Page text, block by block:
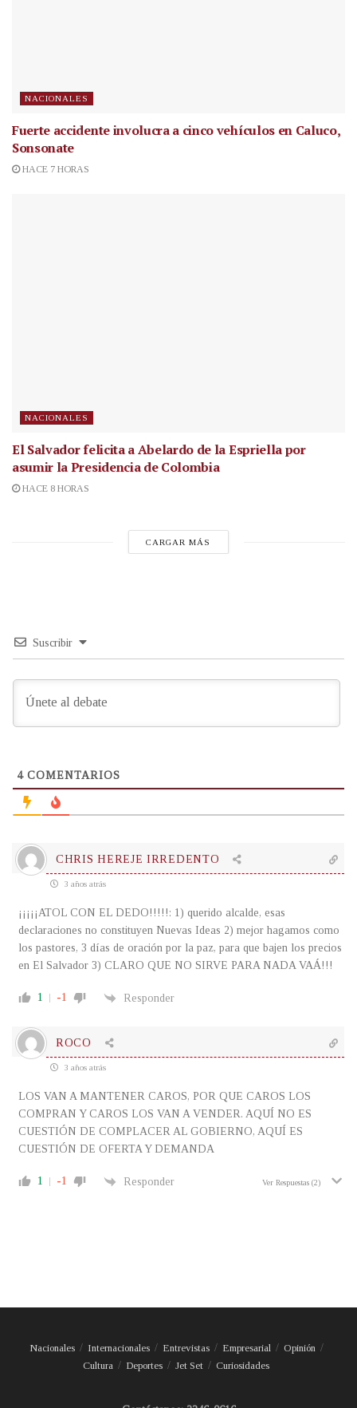
NACIONALES
Fuerte accidente involucra a cinco vehículos en Caluco,
Sonsonate
HACE 7 HORAS
NACIONALES
El Salvador felicita a Abelardo de la Espriella por
asumir la Presidencia de Colombia
HACE 8 HORAS
CARGAR MÁS
Suscribir
4COMENTARIOS
CHRIS HEREJE IRREDENTO
3 años atrás
¡¡¡¡¡ATOL CON EL DEDO!!!!!: 1) querido alcalde, esas
declaraciones no constituyen Nuevas Ideas 2) mejor hagamos como
los pastores, 3 días de oración por la paz, para que bajen los precios
en El Salvador 3) CLARO QUE NO SIRVE PARA NADA VAÁ!!!
1 -1 Responder
ROCO
3 años atrás
LOS VAN A MANTENER CAROS, POR QUE CAROS LOS
COMPRAN Y CAROS LOS VAN A VENDER. AQUÍ NO ES
CUESTIÓN DE COMPLACER AL GOBIERNO, AQUÍ ES
CUESTIÓN DE OFERTA Y DEMANDA
1 -1 Responder Ver Respuestas (2)
Nacionales Internacionales Entrevistas Empresarial
Opinión
Cultura
Deportes Jet Set Curiosidades